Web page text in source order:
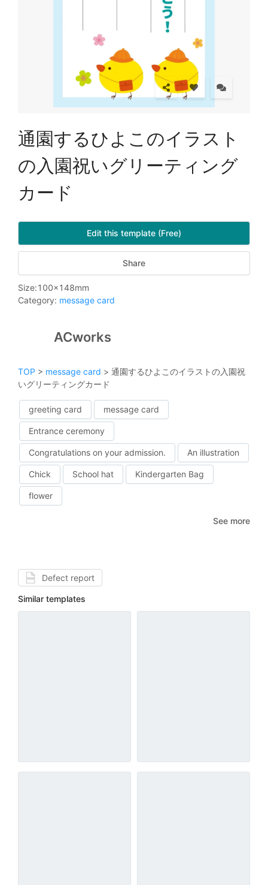
通園するひよこのイラスト
の入園祝いグリーティング
カード
Edit this template (Free)
Share
Size:100x148mm
Category: message card
ACworks
TOP > message card > 通園するひよこのイラストの入園祝
いグリーティングカード
greeting card message card
Entrance ceremony
Congratulations on your admission. An illustration
Chick School hat Kindergarten Bag
flower
See more
Defect report
Similar templates